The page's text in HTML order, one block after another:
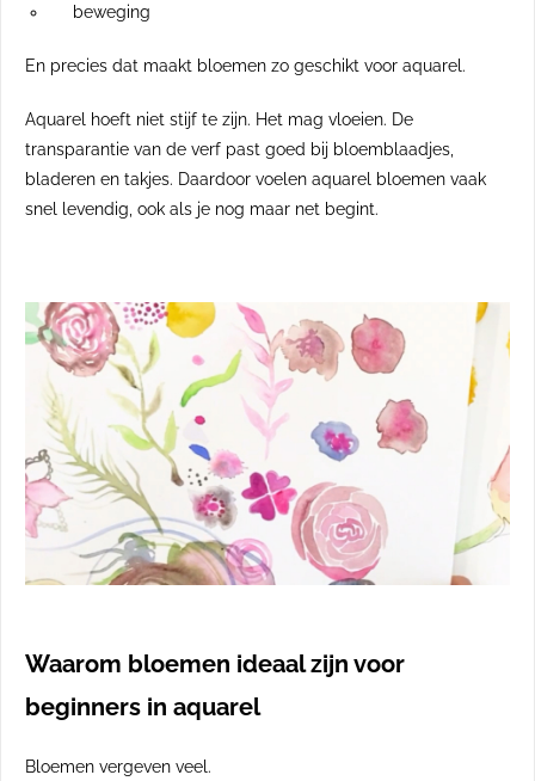
beweging
En precies dat maakt bloemen zo geschikt voor aquarel.
Aquarel hoeft niet stijf te zijn. Het mag vloeien. De
transparantie van de verf past goed bij bloemblaadjes,
bladeren en takjes. Daardoor voelen aquarel bloemen vaak
snel levendig, ook als je nog maar net begint.
Waarom bloemen ideaal zijn voor
beginners in aquarel
Bloemen vergeven veel.